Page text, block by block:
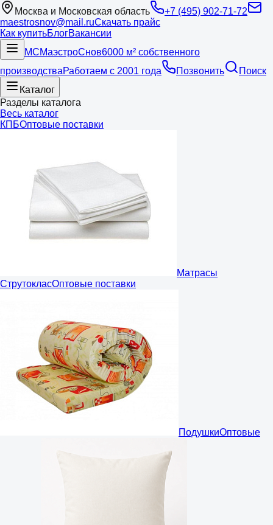
Москва и Московская область
+7 (495) 902-71-72
maestrosnov@mail.ruСкачать прайс
Как купитьБлогВакансии
МСМаэстроСнов6000 м² собственного
производстваРаботаем с 2001 года Позвонить
Поиск
Каталог
Разделы каталога
Весь каталог
КПБОптовые поставки
Матрасы
СтрутокласОптовые поставки
ПодушкиОптовые